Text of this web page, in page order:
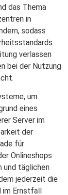
das Thema
in
sodass
verlassen
bei der Nutzung
um
eines
Server im
der
für
Onlineshops
und täglichen
jederzeit die
Ernstfall